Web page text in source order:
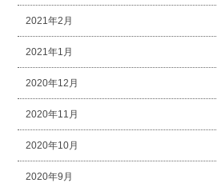
2021年2月
2021年1月
2020年12月
2020年11月
2020年10月
2020年9月